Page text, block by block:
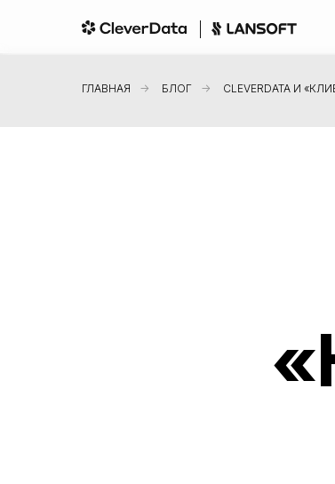
ГЛАВНАЯ → БЛОГ → CLEVERDATA И